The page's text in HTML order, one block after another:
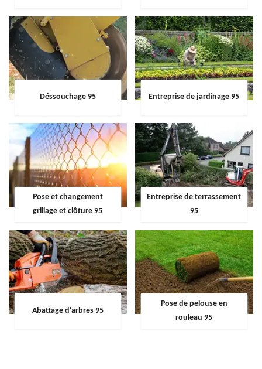
Déssouchage 95 Entreprise de jardinage 95
Pose et changement
grillage et clôture 95
Entreprise de terrassement
95
Abattage d'arbres 95
Pose de pelouse en
rouleau 95